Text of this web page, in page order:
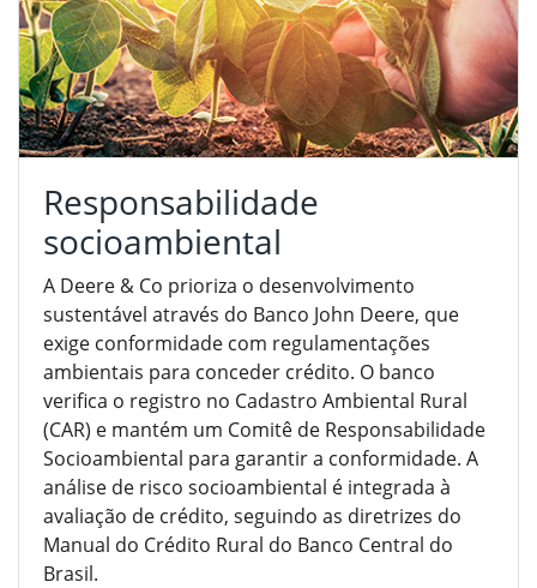
Responsabilidade
socioambiental
A Deere & Co prioriza o desenvolvimento
sustentável através do Banco John Deere, que
exige conformidade com regulamentações
ambientais para conceder crédito. O banco
verifica o registro no Cadastro Ambiental Rural
(CAR) e mantém um Comitê de Responsabilidade
Socioambiental para garantir a conformidade. A
análise de risco socioambiental é integrada à
avaliação de crédito, seguindo as diretrizes do
Manual do Crédito Rural do Banco Central do
Brasil.